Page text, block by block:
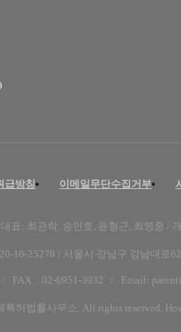
급방침 이메일무단수집거부
표: 최관락, 송인호, 윤형근, 최영중 /
10-25278 / 서울시 강남구 강남대로
/ FAX : 02-6951-3032 / Email:
허법률사무소. All rights reserved.